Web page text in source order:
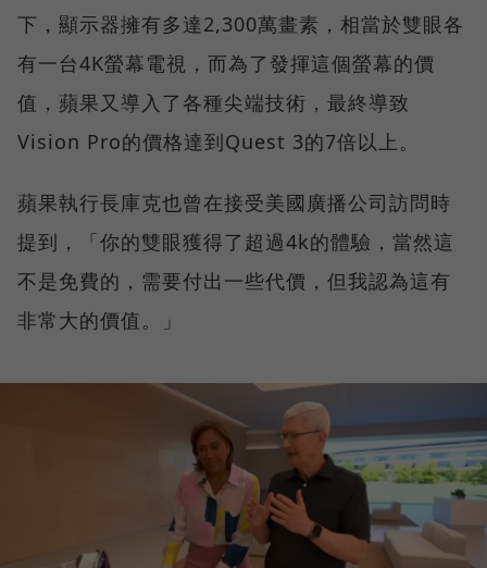
下，顯示器擁有多達2,300萬畫素，相當於雙眼各
有一台4K螢幕電視，而為了發揮這個螢幕的價
值，蘋果又導入了各種尖端技術，最終導致
Vision Pro的價格達到Quest 3的7倍以上。
蘋果執行長庫克也曾在接受美國廣播公司訪問時
提到，「你的雙眼獲得了超過4k的體驗，當然這
不是免費的，需要付出一些代價，但我認為這有
非常大的價值。」